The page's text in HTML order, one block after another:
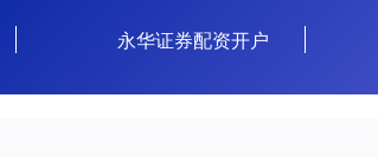
永华证券配资开户